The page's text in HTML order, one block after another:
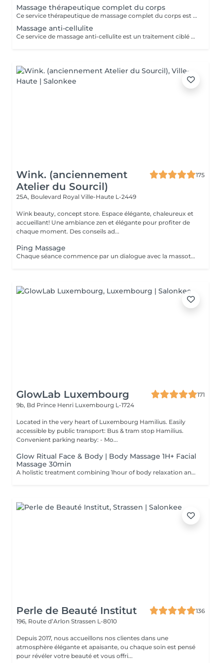
Massage thérapeutique complet du corps
Ce service thérapeutique de massage complet du corps est une séance ciblée et axée sur le traitement qui aborde la tension musculaire spécifique, les déséquilibres posturaux et les schémas de douleur chronique dans tout le corps. En utilisant des techniques plus profondes et ciblées telles que la libération myofasciale, le travail au point de déclenchement et l'étirement des fibres croisées, il vise à corriger les restrictions musculaires, à améliorer la mobilité articulaire et à restaurer le mouvement fonctionnel, ce qui le rend idéal pour les personnes souffrant d'inconfort récurrent ou de modes de vie actifs. Principaux avantages Soulage la tension musculaire chronique et la douleur, en particulier dans le cou, les épaules, le dos, les hanches et les jambes, en travaillant sur les tissus profonds et les points de déclenchement. Améliore la posture et la mobilité des articulations en relâchant les muscles tendus et le fascia, aidant le corps à bouger plus librement et avec moins de fatigue. Favorise la récupération et la performance des blessures en réduisant la raideur musculaire, en améliorant la circulation et en raccourcissant le temps de récupération après l'activité physique.
Massage anti-cellulite
Ce service de massage anti-cellulite est un traitement ciblé et stimulant conçu pour améliorer l'apparence et la texture de la peau généralement affectée par la cellulite, en particulier sur les cuisses, les hanches, les fesses et parfois l'abdomen. En utilisant des techniques fermes et rythmiques telles que le pétrissage profond, le drainage lymphatique et les pressions circulaires, il vise à briser les dépôts graisseux, à stimuler la circulation et à encourager l'élimination des fluides et des toxines retenus du tissu. Principaux avantages : Aide à réduire l'apparence visible de la cellulite en améliorant le flux sanguin et le drainage lymphatique dans les zones ciblées. Soutient une peau plus lisse et plus ferme en encourageant la dégradation des dépôts graisseux et en réduisant la rétention d'eau. Favorise une meilleure circulation et une meilleure désintoxication, ce qui peut laisser la peau plus douce, plus tonique et moins de fossettes au fil du temps avec des séances régulières.
Wink. (anciennement
Atelier du Sourcil)
175
25A, Boulevard Royal Ville-Haute L-2449
Wink beauty, concept store. Espace élégante, chaleureux et
accueillant! Une ambiance zen et élégante pour profiter de
chaque moment. Des conseils ad...
Ping Massage
Chaque séance commence par un dialogue avec la massothérapeute, pour comprendre vos besoins et créer une séance sur-mesure.
GlowLab Luxembourg
171
9b, Bd Prince Henri Luxembourg L-1724
Located in the very heart of Luxembourg Hamilius. Easily
accessible by public transport: Bus & tram stop Hamilius.
Convenient parking nearby: - Mo...
Glow Ritual Face & Body | Body Massage 1H+ Facial
Massage 30min
A holistic treatment combining 1hour of body relaxation and 30min of facial massage for complete rejuvenation. Why clients choose it: - Full relaxation - Skin + body experience - Signature SPA feeling
Perle de Beauté Institut
136
196, Route d’Arlon Strassen L-8010
Depuis 2017, nous accueillons nos clientes dans une
atmosphère élégante et apaisante, ou chaque soin est pensé
pour révéler votre beauté et vous offri...